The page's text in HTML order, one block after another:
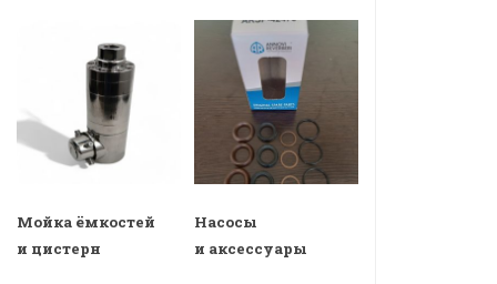
Мойка ёмкостей
и цистерн
Насосы
и аксессуары